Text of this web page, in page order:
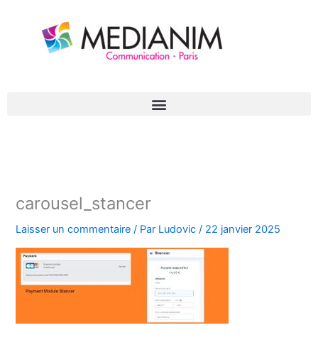
carousel_stancer
Laisser un commentaire / Par Ludovic/ 22 janvier 2025